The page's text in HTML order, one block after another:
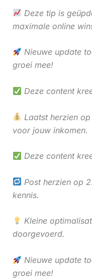
Deze tip is
maximale online
Nieuwe update
groei mee!
Deze content
Laatst herzien
voor jouw inkomen.
Deze content
Post herzien op
kennis.
Kleine
doorgevoerd.
Nieuwe update
groei mee!